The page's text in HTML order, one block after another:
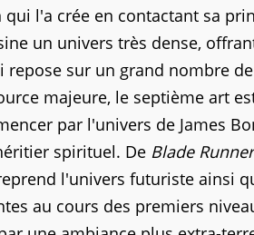
l'a crée en contactant sa
un univers très dense,
repose sur un grand nombre
majeure, le septième art
par l'univers de James
spirituel. De Blade Runner
l'univers futuriste ainsi
au cours des premiers